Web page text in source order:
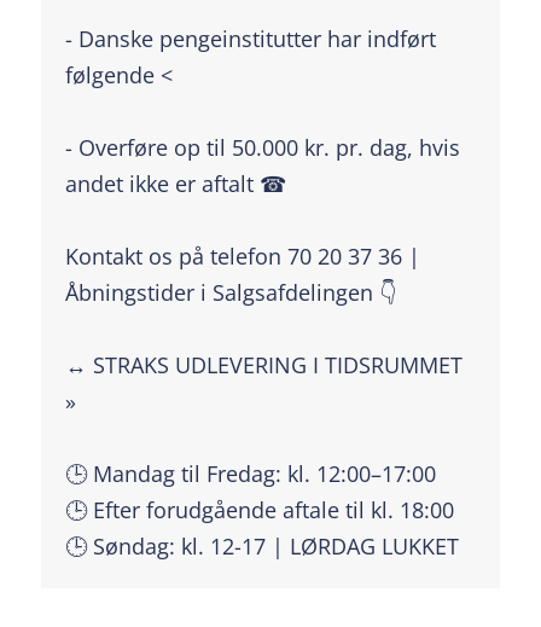
- Danske pengeinstitutter har indført
følgende <
- Overføre op til 50.000 kr. pr. dag, hvis
andet ikke er aftalt ☎
Kontakt os på telefon 70 20 37 36 |
Åbningstider i Salgsafdelingen 👇
↔️ STRAKS UDLEVERING I TIDSRUMMET
»
🕒 Mandag til Fredag: kl. 12:00–17:00
🕒 Efter forudgående aftale til kl. 18:00
🕒 Søndag: kl. 12-17 | LØRDAG LUKKET